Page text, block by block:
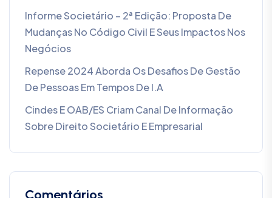
Informe Societário – 2ª Edição: Proposta De
Mudanças No Código Civil E Seus Impactos Nos
Negócios
Repense 2024 Aborda Os Desafios De Gestão
De Pessoas Em Tempos De I.A
Cindes E OAB/ES Criam Canal De Informação
Sobre Direito Societário E Empresarial
Comentários